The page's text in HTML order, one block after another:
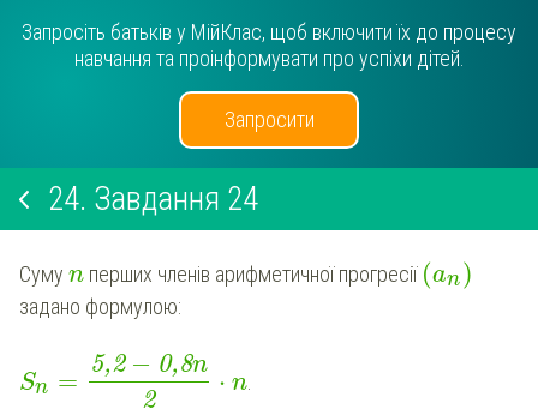
Запросіть батьків у МійКлас, щоб включити їх до процесу
навчання та проінформувати про успіхи дітей.
Запросити
24. Завдання 24
Суму n перших членів арифметичної прогресії (an)
задано формулою:
Sn =
5,2 − 0,8n
2
⋅ n